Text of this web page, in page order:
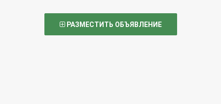
РАЗМЕСТИТЬ ОБЪЯВЛЕНИЕ